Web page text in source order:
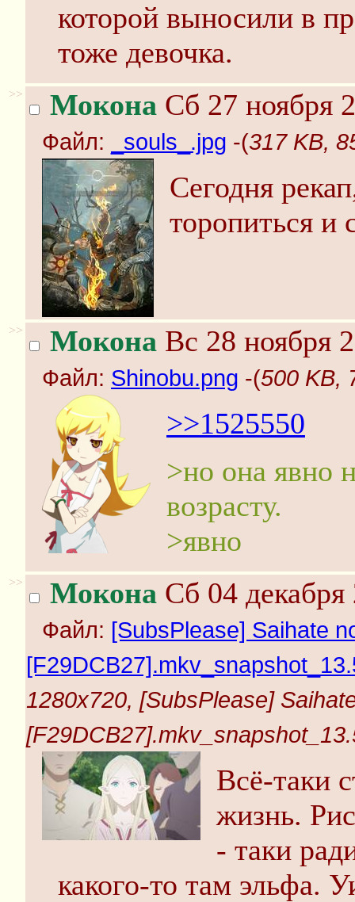
которой выносили в
тоже девочка.
>> Мокона Сб 27 ноября
Файл: _souls_.jpg -(317 KB,
Сегодня
торопиться и
>> Мокона Вс 28 ноября
Файл: Shinobu.png -(500 KB,
>>1525550
>но она явно
возрасту.
>явно
>> Мокона Сб 04
Файл: [SubsPlease] Saihate
1280x720, [SubsPlease]
Всё-таки
жизнь.
- таки
какого-то там эльфа.